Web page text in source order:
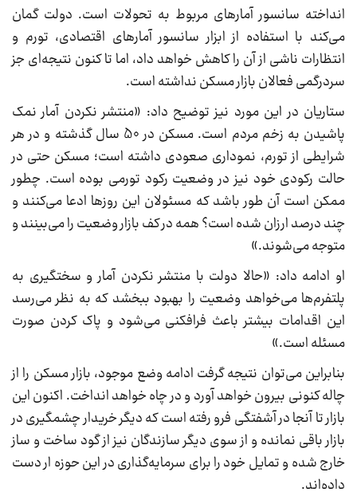
انداخته سانسور آمارهای مربوط به تحولات است. دولت گمان
می‌کند با استفاده از ابزار سانسور آمارهای اقتصادی، تورم و
انتظارات ناشی از آن را کاهش خواهد داد، اما تا کنون نتیجه‌ای جز
سردرگمی فعالان بازار مسکن نداشته است.
ستاریان در این مورد نیز توضیح داد: «منتشر نکردن آمار نمک
پاشیدن به زخم مردم است. مسکن در 50 سال گذشته و در هر
شرایطی از تورم، نموداری صعودی داشته است؛ مسکن حتی در
حالت رکودی خود نیز در وضعیت رکود تورمی بوده است. چطور
ممکن است آن طور باشد که مسئولان این روزها ادعا می‌کنند و
چند درصد ارزان شده است؟ همه در کف بازار وضعیت را می‌بینند و
متوجه می‌شوند.»
او ادامه داد: «حالا دولت با منتشر نکردن آمار و سختگیری به
پلتفرم‌ها می‌خواهد وضعیت را بهبود ببخشد که به نظر می‌رسد
این اقدامات بیشتر باعث فرافکنی می‌شود و پاک کردن صورت
مسئله است.»
بنابراین می‌توان نتیجه گرفت ادامه وضع موجود، بازار مسکن را از
چاله کنونی بیرون خواهد آورد و در چاه خواهد انداخت. اکنون این
بازار تا آنجا در آشفتگی فرو رفته است که دیگر خریدار چشمگیری در
بازار باقی نمانده و از سوی دیگر سازندگان نیز از گود ساخت و ساز
خارج شده و تمایل خود را برای سرمایه‌گذاری در این حوزه ار دست
داده‌اند.